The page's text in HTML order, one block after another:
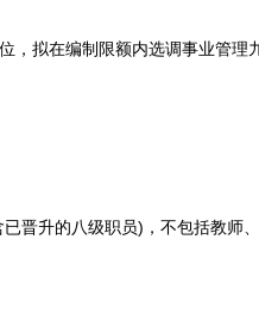
拟在编制限额内选调事业管理
升的八级职员)，不包括教师